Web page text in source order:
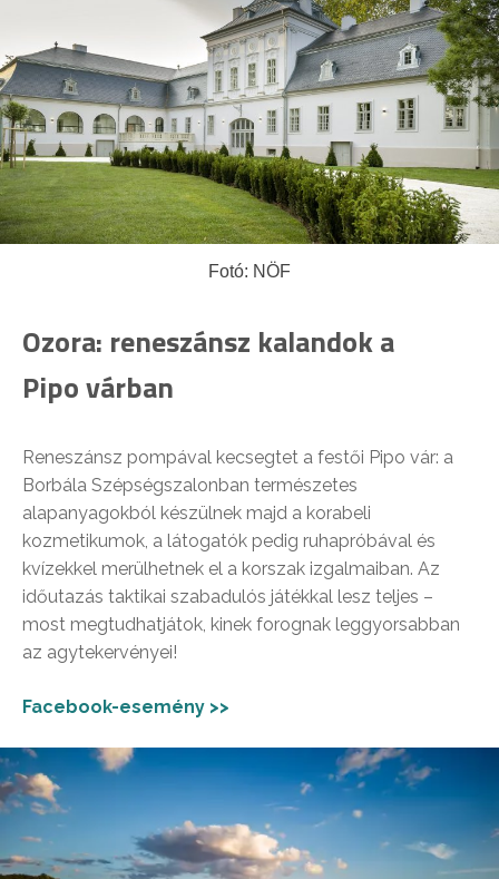
Fotó: NÖF
Ozora: reneszánsz kalandok a
Pipo várban
Reneszánsz pompával kecsegtet a festői Pipo vár: a
Borbála Szépségszalonban természetes
alapanyagokból készülnek majd a korabeli
kozmetikumok, a látogatók pedig ruhapróbával és
kvízekkel merülhetnek el a korszak izgalmaiban. Az
időutazás taktikai szabadulós játékkal lesz teljes –
most megtudhatjátok, kinek forognak leggyorsabban
az agytekervényei!
Facebook-esemény >>